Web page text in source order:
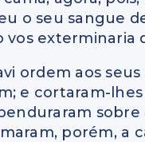
o seu sangue
vos exterminaria
ordem aos
e cortaram-lhes
porém, a